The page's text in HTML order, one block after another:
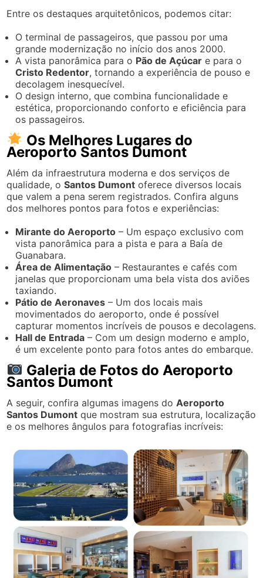
Entre os destaques arquitetônicos, podemos citar:
O terminal de passageiros, que passou por uma
grande modernização no início dos anos 2000.
A vista panorâmica para o Pão de Açúcar e para o
Cristo Redentor, tornando a experiência de pouso e
decolagem inesquecível.
O design interno, que combina funcionalidade e
estética, proporcionando conforto e eficiência para
os passageiros.
Os Melhores Lugares do
Aeroporto Santos Dumont
Além da infraestrutura moderna e dos serviços de
qualidade, oSantos Dumont oferece diversos locais
que valem a pena serem registrados. Confira alguns
dos melhores pontos para fotos e experiências:
Mirante do Aeroporto – Um espaço exclusivo com
vista panorâmica para a pista e para a Baía de
Guanabara.
Área de Alimentação – Restaurantes e cafés com
janelas que proporcionam uma bela vista dos aviões
taxiando.
Pátio de Aeronaves – Um dos locais mais
movimentados do aeroporto, onde é possível
capturar momentos incríveis de pousos e decolagens.
Hall de Entrada – Com um design moderno e amplo,
é um excelente ponto para fotos antes do embarque.
Galeria de Fotos do Aeroporto
Santos Dumont
A seguir, confira algumas imagens doAeroporto
Santos Dumont que mostram sua estrutura, localização
e os melhores ângulos para fotografias incríveis: